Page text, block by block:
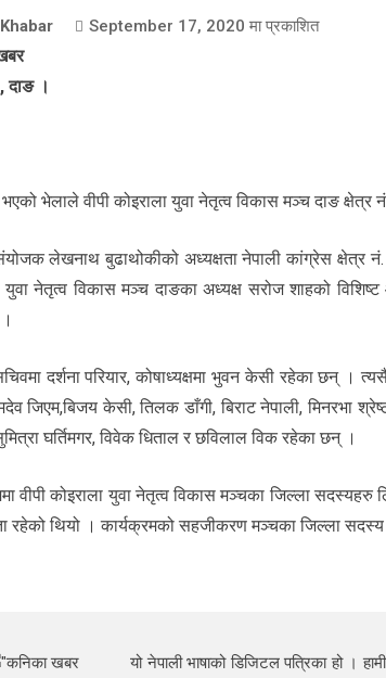
September 17, 2020 मा प्रकाशित
दाङ ।
भएको भेलाले वीपी कोइराला युवा नेतृत्व विकास मञ्च दाङ
लेखनाथ बुढाथोकीको अध्यक्षता नेपाली कांग्रेस क्षेत्र
युवा नेतृत्व विकास मञ्च दाङका अध्यक्ष सरोज शाहको
दर्शना परियार, कोषाध्यक्षमा भुवन केसी रहेका छन् ।
जिएम,बिजय केसी, तिलक डाँगी, बिराट नेपाली, मिनरभा
घर्तिमगर, विवेक धिताल र छविलाल विक रहेका छन् ।
वीपी कोइराला युवा नेतृत्व विकास मञ्चका जिल्ला
रहेको थियो । कार्यक्रमको सहजीकरण मञ्चका जिल्ला
यो नेपाली भाषाको डिजिटल पत्रिका हो ।